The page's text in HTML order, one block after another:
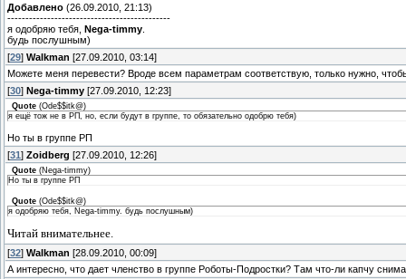
Добавлено (26.09.2010, 21:13)
---------------------------------------------
я одобряю тебя, Nega-timmy
будь послушным)
[29] Walkman [27.09.2010, 03:14]
Можете меня перевести? Вроде всем параметрам соответствую, только нужно,
[30] Nega-timmy [27.09.2010, 12:23]
Quote (Ode$$itk@)
я ещё тож не в РП, но, если будут в группе, то обязательно одобрю тебя)
Но ты в группе РП
[31] Zoidberg [27.09.2010, 12:26]
Quote (Nega-timmy)
Но ты в группе РП
Quote (Ode$$itk@)
я одобряю тебя, Nega-timmy. будь послушным)
Читай внимательнее.
[32] Walkman [28.09.2010, 00:09]
А интересно, что дает членство в группе Роботы-Подростки? Там что-ли капчу